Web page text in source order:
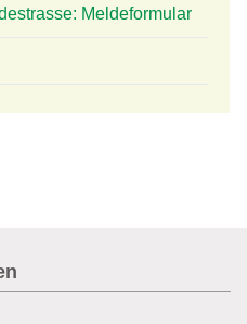
Meldeformular